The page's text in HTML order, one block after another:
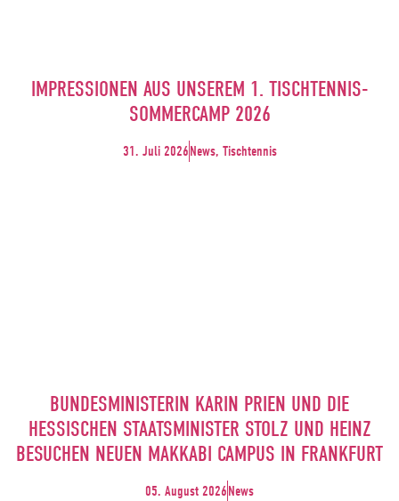
IMPRESSIONEN AUS UNSEREM 1. TISCHTENNIS-
SOMMERCAMP 2026
31. Juli 2026News, Tischtennis
BUNDESMINISTERIN KARIN PRIEN UND DIE
HESSISCHEN STAATSMINISTER STOLZ UND HEINZ
BESUCHEN NEUEN MAKKABI CAMPUS IN FRANKFURT
05. August 2026News